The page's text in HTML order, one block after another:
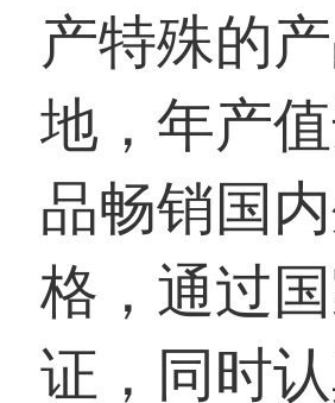
产特殊的
地，年产
品畅销国
格，通过
证，同时